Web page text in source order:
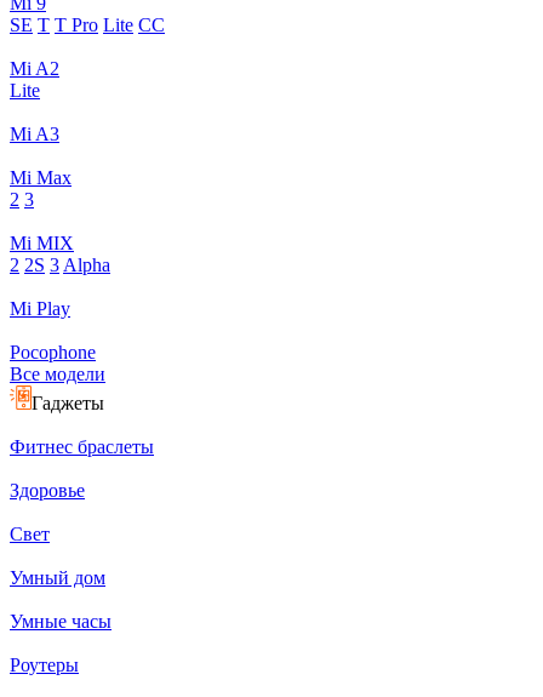
SE T T Pro Lite CC
Mi A2
Lite
Mi A3
Mi Max
2 3
Mi MIX
2 2S 3 Alpha
Mi Play
Pocophone
Все модели
Гаджеты
Фитнес браслеты
Здоровье
Свет
Умный дом
Умные часы
Роутеры